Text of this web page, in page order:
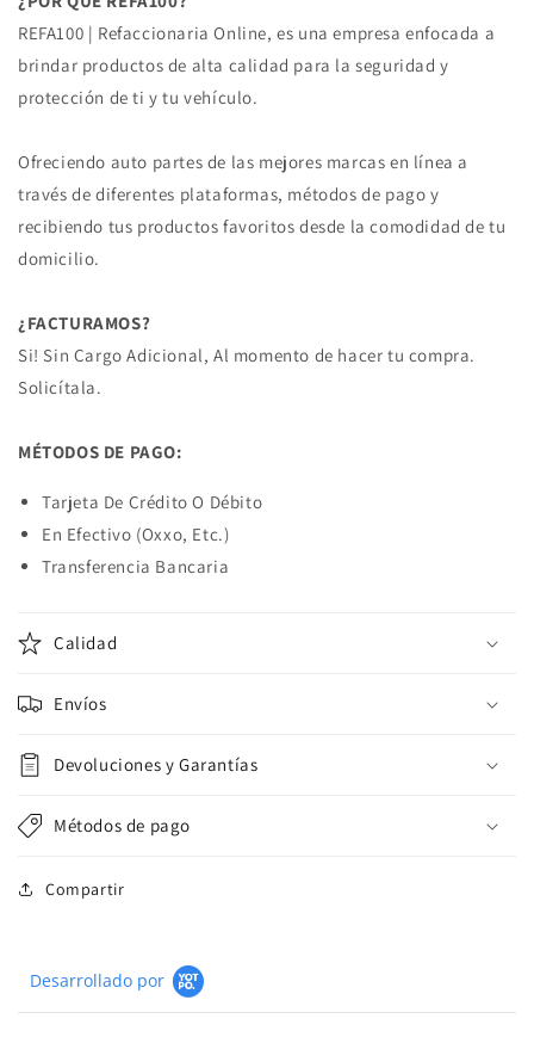
REFA100 | Refaccionaria Online, es una empresa enfocada a
brindar productos de alta calidad para la seguridad y
protección de ti y tu vehículo.
Ofreciendo auto partes de las mejores marcas en línea a
través de diferentes plataformas, métodos de pago y
recibiendo tus productos favoritos desde la comodidad de tu
domicilio.
¿FACTURAMOS?
Si! Sin Cargo Adicional, Al momento de hacer tu compra.
Solicítala.
MÉTODOS DE PAGO:
Tarjeta De Crédito O Débito
En Efectivo (Oxxo, Etc.)
Transferencia Bancaria
Calidad
Envíos
Devoluciones y Garantías
Métodos de pago
Compartir
Desarrollado por